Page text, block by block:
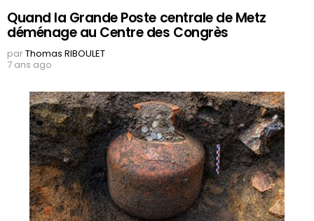
Quand la Grande Poste centrale de Metz
déménage au Centre des Congrès
parThomas RIBOULET
7 ans ago